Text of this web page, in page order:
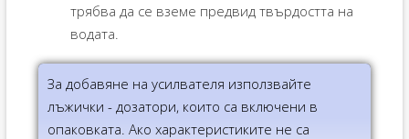
трябва да се вземе предвид твърдостта на
водата.
За добавяне на усилвателя използвайте
лъжички - дозатори, които са включени в
опаковката. Ако характеристиките не са